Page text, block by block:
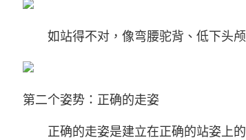
如站得不对，像弯腰驼背、低下头颅
第二个姿势：正确的走姿
正确的走姿是建立在正确的站姿上的